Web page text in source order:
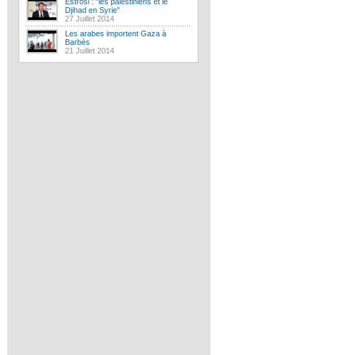
Djihad en Syrie"
27 Juillet 2014
Les arabes importent Gaza à
Barbès
21 Juillet 2014